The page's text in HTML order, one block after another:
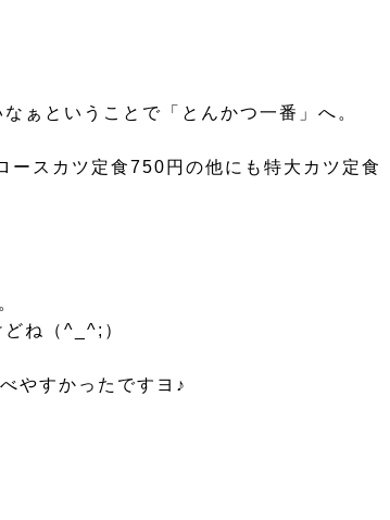
ぁということで「とんかつ一番」へ。
ースカツ定食750円の他にも特大カツ定食
ね（^_^;）
やすかったですヨ♪